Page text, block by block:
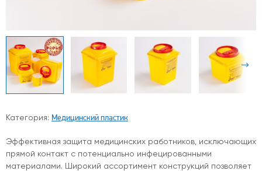
Категория: Медицинский пластик
Эффективная защита медицинских работников, исключающих
прямой контакт с потенциально инфецированными
материалами. Широкий ассортимент конструкций позволяет